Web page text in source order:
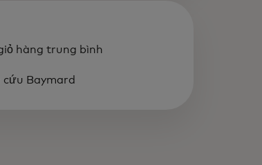
hàng trung bình
cứu Baymard